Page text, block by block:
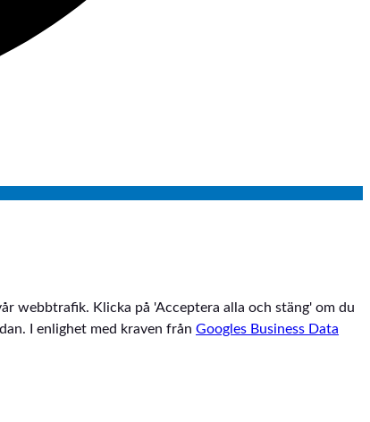
webbtrafik. Klicka på 'Acceptera alla och stäng' om du
I enlighet med kraven från Googles Business Data